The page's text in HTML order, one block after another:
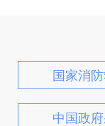
国家消
中国政